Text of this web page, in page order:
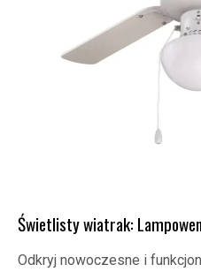
Świetlisty wiatrak:
Odkryj nowoczesne i